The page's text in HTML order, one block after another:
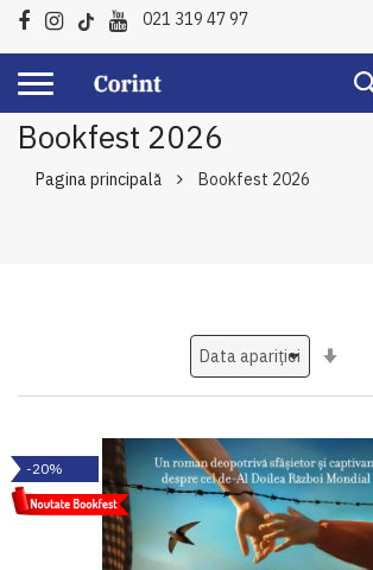
021 319 47 97
Bookfest 2026
Pagina principală Bookfest 2026
-20%